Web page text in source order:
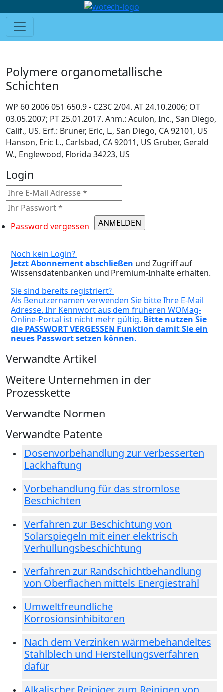
Polymere organometallische
Schichten
WP 60 2006 051 650.9 - C23C 2/04. AT 24.10.2006; OT
03.05.2007; PT 25.01.2017. Anm.: Aculon, Inc., San Diego,
Calif., US. Erf.: Bruner, Eric, L., San Diego, CA 92101, US
Hanson, Eric L., Carlsbad, CA 92011, US Gruber, Gerald
W., Englewood, Florida 34223, US
Login
Password vergessen
Noch kein Login?
Jetzt Abonnement abschließen
Wissensdatenbanken und Premium-Inhalte erhalten.
Sie sind bereits registriert?
Als Benutzernamen verwenden Sie bitte Ihre E-Mail
Adresse. Ihr Kennwort aus dem früheren WOMag-
Online-Portal ist nicht mehr gültig. Bitte nutzen Sie
die PASSWORT VERGESSEN Funktion damit Sie ein
neues Passwort setzen können.
Verwandte Artikel
Weitere Unternehmen in der
Prozesskette
Verwandte Normen
Verwandte Patente
Dosenvorbehandlung zur verbesserten
Lackhaftung
Vorbehandlung für das stromlose
Beschichten
Verfahren zur Beschichtung von
Solarspiegeln mit einer elektrisch
Verhüllungsbeschichtung
Verfahren zur Randschichtbehandlung
von Oberflächen mittels Energiestrahl
Umweltfreundliche
Korrosionsinhibitoren
Nach dem Verzinken wärmebehandeltes
Stahlblech und Herstellungsverfahren
dafür
Alkalischer Reiniger zum Reinigen von